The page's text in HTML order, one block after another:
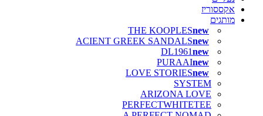
אקססוריז
מותגים
THE KOOPLES
ACIENT GREEK SANDALS
DL1961
PURAAI
LOVE STORIES
SYSTEM
ARIZONA LOVE
PERFECTWHITETEE